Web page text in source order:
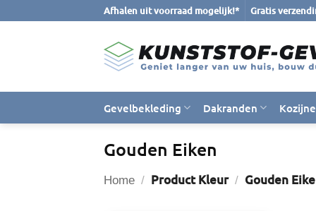
Afhalen uit voorraad mogelijk!* Gratis
Gevelbekleding Dakranden
Gouden Eiken
Home / Product Kleur / Gouden